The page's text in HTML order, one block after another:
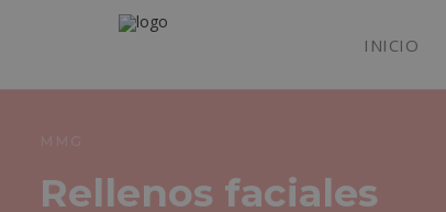
INICIO
Rellenos faciales